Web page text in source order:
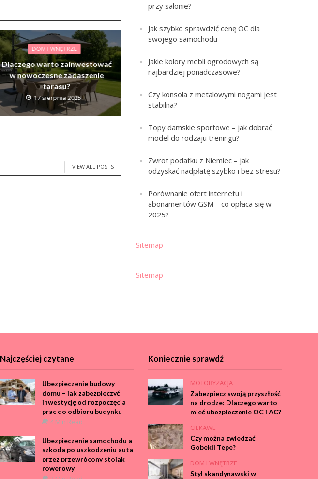
DOM I WNĘTRZE
Dlaczego warto zainwestować
w nowoczesne zadaszenie
tarasu?
17 sierpnia 2025
VIEW ALL POSTS
przy salonie?
Jak szybko sprawdzić cenę OC dla
swojego samochodu
Jakie kolory mebli ogrodowych są
najbardziej ponadczasowe?
Czy konsola z metalowymi nogami jest
stabilna?
Topy damskie sportowe – jak dobrać
model do rodzaju treningu?
Zwrot podatku z Niemiec – jak
odzyskać nadpłatę szybko i bez stresu?
Porównanie ofert internetu i
abonamentów GSM – co opłaca się w
2025?
Sitemap
Sitemap
Najczęściej czytane
Ubezpieczenie budowy
domu – jak zabezpieczyć
inwestycję od rozpoczęcia
prac do odbioru budynku
4 Min Read
Ubezpieczenie samochodu a
szkoda po uszkodzeniu auta
przez przewrócony stojak
rowerowy
Koniecznie sprawdź
MOTORYZACJA
Zabezpiecz swoją przyszłość
na drodze: Dlaczego warto
mieć ubezpieczenie OC i AC?
CIEKAWE
Czy można zwiedzać
Gobekli Tepe?
DOM I WNĘTRZE
Styl skandynawski w